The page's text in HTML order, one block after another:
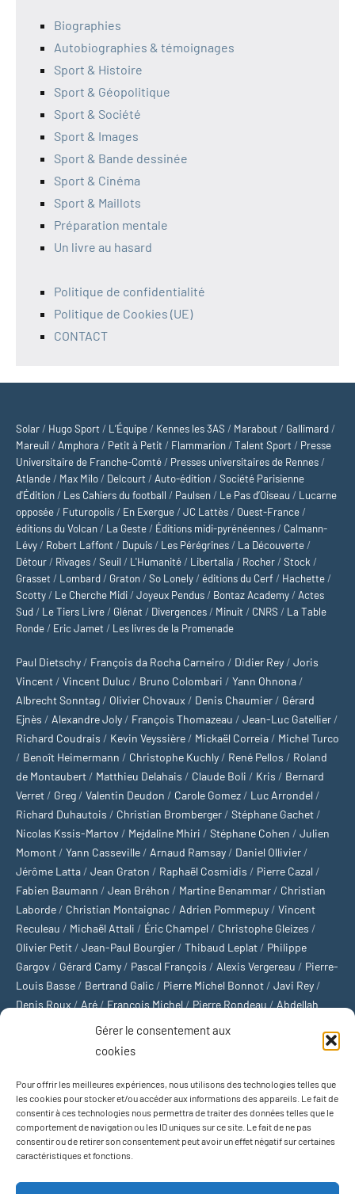
Gérer le consentement aux
cookies
Pour offrir les meilleures expériences, nous utilisons des technologies telles que
les cookies pour stocker et/ou accéder aux informations des appareils. Le fait de
consentir à ces technologies nous permettra de traiter des données telles que le
comportement de navigation ou les ID uniques sur ce site. Le fait de ne pas
consentir ou de retirer son consentement peut avoir un effet négatif sur certaines
caractéristiques et fonctions.
Biographies
Autobiographies & témoignages
Sport & Histoire
Sport & Géopolitique
Sport & Société
Sport & Images
Sport & Bande dessinée
Sport & Cinéma
Sport & Maillots
Préparation mentale
Un livre au hasard
Politique de confidentialité
Politique de Cookies (UE)
CONTACT
Solar / Hugo Sport / L’Équipe / Kennes les 3AS / Marabout / Gallimard /
Mareuil / Amphora / Petit à Petit / Flammarion /Talent Sport / Presse
Universitaire de Franche-Comté / Presses universitaires de Rennes /
Atlande / Max Milo / Delcourt / Auto-édition /Société Parisienne
d'Édition / Les Cahiers du football / Paulsen / Le Pas d’Oiseau / Lucarne
opposée / Futuropolis / En Exergue /JC Lattès / Ouest-France /
éditions du Volcan / La Geste / Éditions midi-pyrénéennes / Calmann-
Lévy / Robert Laffont / Dupuis / Les Pérégrines / La Découverte /
Détour / Rivages /Seuil / L'Humanité / Libertalia / Rocher /Stock /
Grasset / Lombard / Graton /So Lonely /éditions du Cerf / Hachette /
Scotty / Le Cherche Midi /Joyeux Pendus / Bontaz Academy / Actes
Sud / Le Tiers Livre / Glénat / Divergences / Minuit / CNRS / La Table
Ronde / Eric Jamet / Les livres de la Promenade
Paul Dietschy / François da Rocha Carneiro / Didier Rey / Joris
Vincent / Vincent Duluc / Bruno Colombari / Yann Ohnona /
Albrecht Sonntag / Olivier Chovaux / Denis Chaumier / Gérard
Ejnès / Alexandre Joly / François Thomazeau / Jean-Luc Gatellier /
Richard Coudrais / Kevin Veyssière / Mickaël Correia / Michel Turco
/ Benoît Heimermann / Christophe Kuchly / René Pellos / Roland
de Montaubert / Matthieu Delahais / Claude Boli / Kris / Bernard
Verret / Greg / Valentin Deudon / Carole Gomez / Luc Arrondel /
Richard Duhautois / Christian Bromberger / Stéphane Gachet /
Nicolas Kssis-Martov / Mejdaline Mhiri / Stéphane Cohen / Julien
Momont / Yann Casseville / Arnaud Ramsay / Daniel Ollivier /
Jérôme Latta / Jean Graton / Raphaël Cosmidis / Pierre Cazal /
Fabien Baumann / Jean Bréhon / Martine Benammar / Christian
Laborde / Christian Montaignac / Adrien Pommepuy / Vincent
Reculeau / Michaël Attali / Éric Champel / Christophe Gleizes /
Olivier Petit / Jean-Paul Bourgier / Thibaud Leplat / Philippe
Gargov / Gérard Camy / Pascal François / Alexis Vergereau / Pierre-
Louis Basse / Bertrand Galic / Pierre Michel Bonnot / Javi Rey /
Denis Roux / Aré / François Michel / Pierre Rondeau / Abdellah
Michaël Delépine
Football/ Cyclisme/Tous les sports/Jeux olympiques/Rugby/
Basket-ball/Sports US/Boxe/Tennis/Bateaux/Formule 1/
Moto/Natation/Sports d'hiver/Marathon/Trail/Automobile
Baseball/Golf/Athlétisme